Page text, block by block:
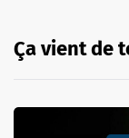
Ça vient de